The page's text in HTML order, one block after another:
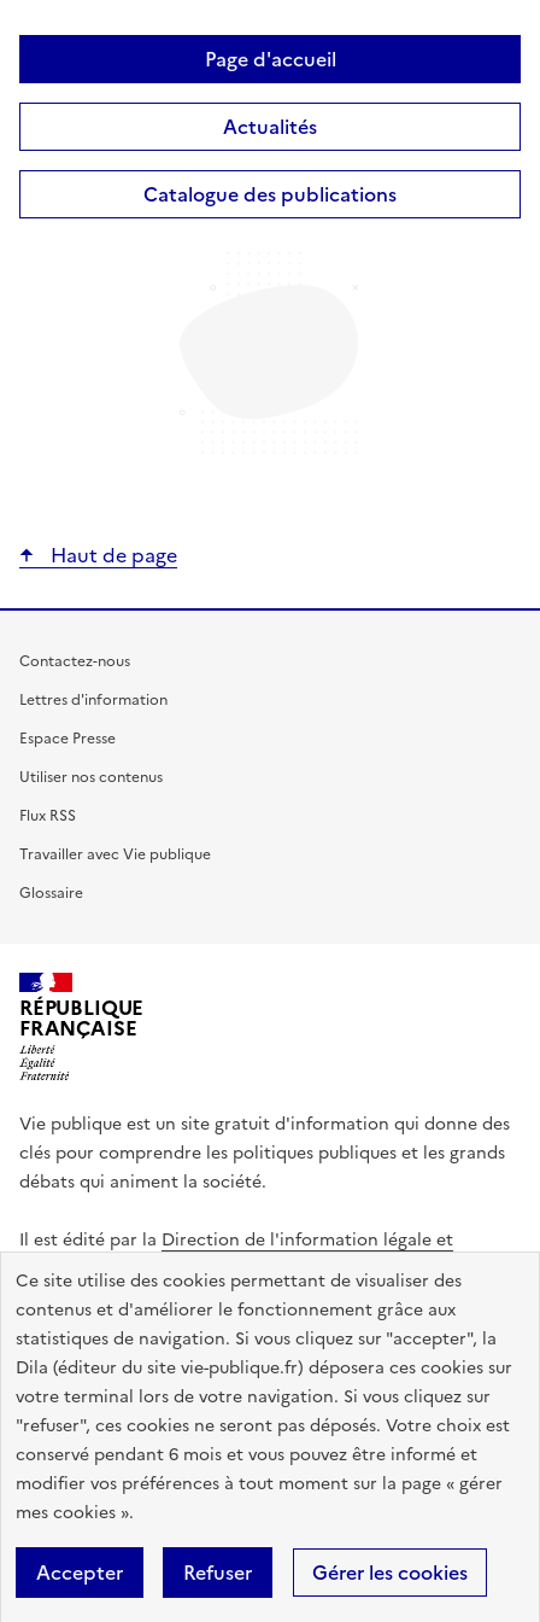
Ce site utilise des cookies permettant de visualiser des
contenus et d'améliorer le fonctionnement grâce aux
statistiques de navigation. Si vous cliquez sur "accepter", la
Dila (éditeur du site vie-publique.fr) déposera ces cookies sur
votre terminal lors de votre navigation. Si vous cliquez sur
"refuser", ces cookies ne seront pas déposés. Votre choix est
conservé pendant 6 mois et vous pouvez être informé et
modifier vos préférences à tout moment sur la page « gérer
mes cookies ».
Accepter Refuser Gérer les cookies
Page d'accueil
Actualités
Catalogue des publications
Haut de page
Contactez-nous
Lettres d'information
Espace Presse
Utiliser nos contenus
Flux RSS
Travailler avec Vie publique
Glossaire
RÉPUBLIQUE
FRANÇAISE
Vie publique est un site gratuit d'information qui donne des
clés pour comprendre les politiques publiques et les grands
débats qui animent la société.
Il est édité par la Direction de l'information légale et
administrative
legifrance.gouv.fr info.gouv.fr
data.gouv.fr
service-public.gouv.fr
Accessibilité : totalement conforme
Données personnelles
Sauf mention contraire, tous les textes de ce site sont sous